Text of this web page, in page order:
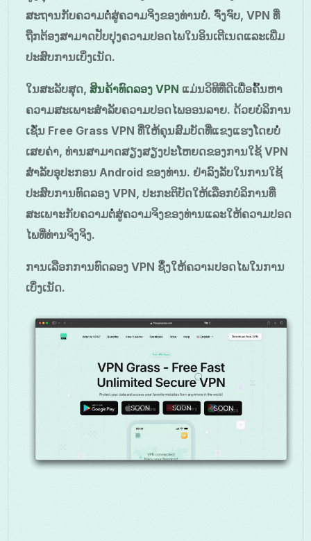
ສະຖານກັບຄວາມຕໍ່ສູ່ຄວາມຈິງຂອງທ່ານບໍ່. ຈົ່ງຈົບ, VPN ທີ່
ຖືກຕ້ອງສາມາດປັບປຸງຄວາມປອດໄພໃນອິນເຕີເນດແລະເພີ່ມ
ປະສົບການເບິ່ງເນັດ.
ໃນສະລັບສຸດ,ສິນຄ້າທົດລອງ VPN ແມ່ນວິທີທີ່ດີເພື່ອຄົ້ນຫາ
ຄວາມສະເພາະສໍາລັບຄວາມປອດໄພອອນລາຍ. ດ້ວຍບໍລິການ
ເຊັ່ນ Free Grass VPN ທີ່ໃຫ້ຄຸນສົມບັດທີ່ແຂງແຮງໂດຍບໍ່
ເສຍຄ່າ, ທ່ານສາມາດສຽງສຽງປະໂຫຍດຂອງການໃຊ້ VPN
ສໍາລັບອຸປະກອນ Android ຂອງທ່ານ. ຢ່າລົງລັບໃນການໃຊ້
ປະສົບການທົດລອງ VPN, ປະກະຕິບັດໃຫ້ເລືອກບໍລິການທີ່
ສະເພາະກັບຄວາມຕໍ່ສູ່ຄວາມຈິງຂອງທ່ານແລະໃຫ້ຄວາມປອດ
ໄພທີ່ທ່ານຈິງຈິງ.
ການເລືອກການທົດລອງ VPN ຊຶ່ງໃຫ້ຄວາมປອດໄພໃນການ
ເບິ່ງເນັດ.